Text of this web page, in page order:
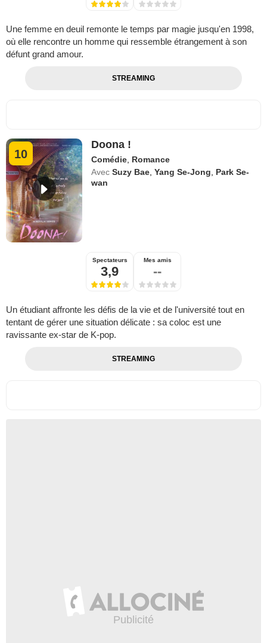
Une femme en deuil remonte le temps par magie jusqu'en 1998,
où elle rencontre un homme qui ressemble étrangement à son
défunt grand amour.
STREAMING
10
Doona !
Comédie, Romance
Avec Suzy Bae,Yang Se-Jong, Park Se-
wan
Spectateurs
3,9
Mes amis
--
Un étudiant affronte les défis de la vie et de l'université tout en
tentant de gérer une situation délicate : sa coloc est une
ravissante ex-star de K-pop.
STREAMING